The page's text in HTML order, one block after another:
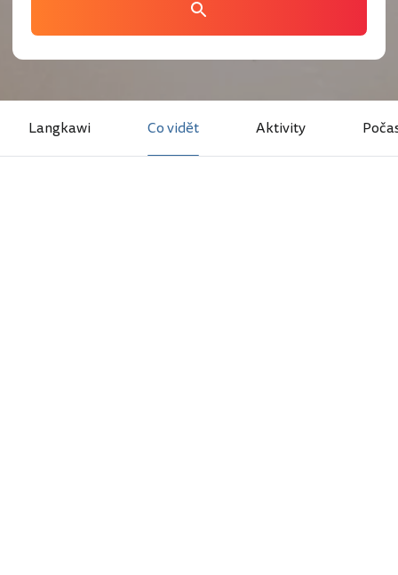
Langkawi Co vidět Aktivity